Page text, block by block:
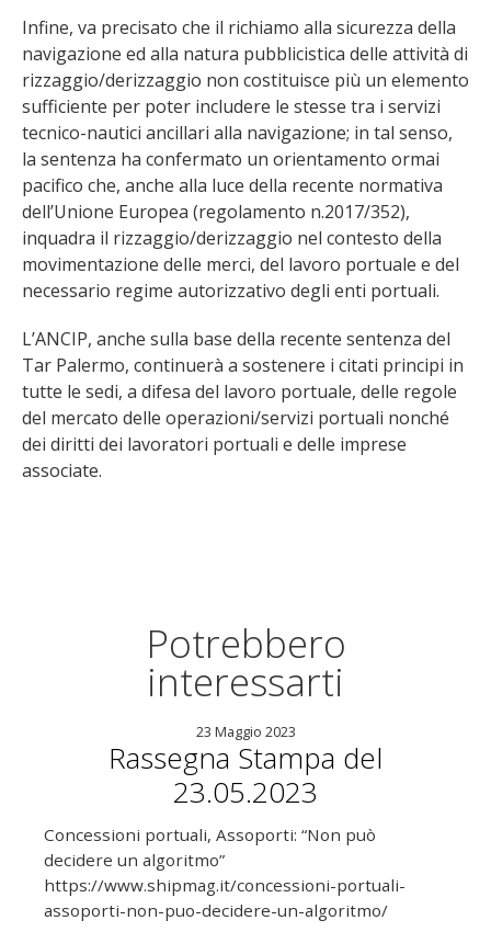
Infine, va precisato che il richiamo alla sicurezza della
navigazione ed alla natura pubblicistica delle attività di
rizzaggio/derizzaggio non costituisce più un elemento
sufficiente per poter includere le stesse tra i servizi
tecnico-nautici ancillari alla navigazione; in tal senso,
la sentenza ha confermato un orientamento ormai
pacifico che, anche alla luce della recente normativa
dell’Unione Europea (regolamento n.2017/352),
inquadra il rizzaggio/derizzaggio nel contesto della
movimentazione delle merci, del lavoro portuale e del
necessario regime autorizzativo degli enti portuali.
L’ANCIP, anche sulla base della recente sentenza del
Tar Palermo, continuerà a sostenere i citati principi in
tutte le sedi, a difesa del lavoro portuale, delle regole
del mercato delle operazioni/servizi portuali nonché
dei diritti dei lavoratori portuali e delle imprese
associate.
Potrebbero
interessarti
23 Maggio 2023
Rassegna Stampa del
23.05.2023
Concessioni portuali, Assoporti: “Non può
decidere un algoritmo”
https://www.shipmag.it/concessioni-portuali-
assoporti-non-puo-decidere-un-algoritmo/